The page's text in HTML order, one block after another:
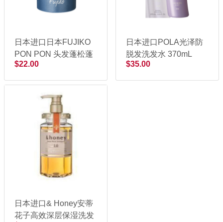
日本进口日本FUJIKO
PON PON 头发蓬松蓬
蓬粉 8.5g
$22.00
日本进口POLA光泽防
脱发洗发水 370mL
$35.00
日本进口& Honey安蒂
花子高效深层保湿洗发